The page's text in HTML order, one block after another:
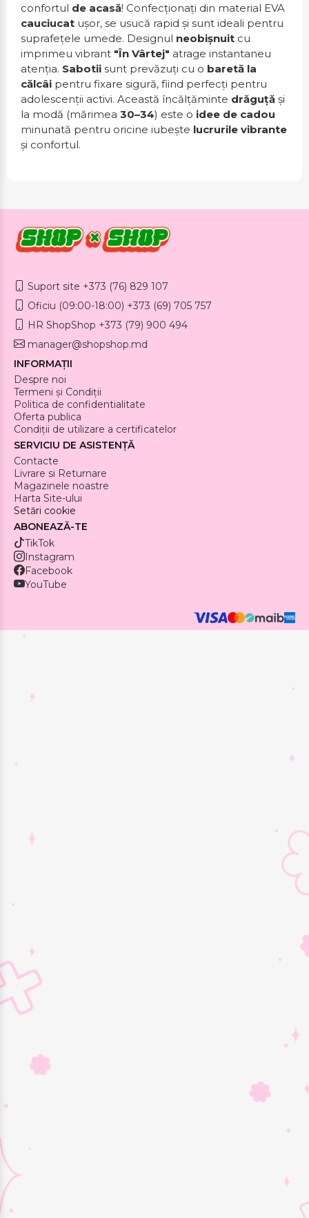
confortul de acasă! Confecționați din material EVA
cauciucat ușor, se usucă rapid și sunt ideali pentru
suprafețele umede. Designul neobișnuit cu
imprimeu vibrant "În Vârtej" atrage instantaneu
atenția. Sabotii sunt prevăzuți cu o baretă la
călcâi pentru fixare sigură, fiind perfecți pentru
adolescenții activi. Această încălțăminte drăguță și
la modă (mărimea 30–34) este o idee de cadou
minunată pentru oricine iubește lucrurile vibrante
și confortul.
Suport site +373 (76) 829 107
Oficiu (09:00-18:00) +373 (69) 705 757
HR ShopShop +373 (79) 900 494
manager@shopshop.md
INFORMAȚII
Despre noi
Termeni și Condiții
Politica de confidentialitate
Oferta publica
Condiții de utilizare a certificatelor
SERVICIU DE ASISTENȚĂ
Contacte
Livrare si Returnare
Magazinele noastre
Harta Site-ului
Setări cookie
ABONEAZĂ-TE
TikTok
Instagram
Facebook
YouTube